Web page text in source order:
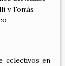
y Tomás
colectivos en